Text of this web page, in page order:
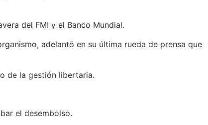
del FMI y el Banco Mundial.
adelantó en su última rueda de prensa que
de la gestión libertaria.
el desembolso.